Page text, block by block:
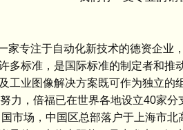
专注于自动化新技术的德资企业
多标准，是国际标准的制定者和
工业图像解决方案既可作为独立
力，倍福已在世界各地设立40家
场，中国区总部落户于上海市北